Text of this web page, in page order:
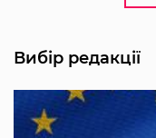
Вибір редакції